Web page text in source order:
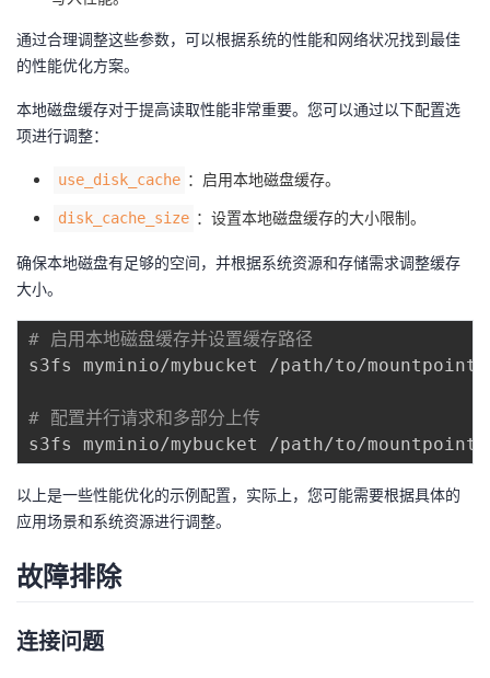
通过合理调整这些参数，可以根据系统的性能和网络状况找到最佳
的性能优化方案。
本地磁盘缓存对于提高读取性能非常重要。您可以通过以下配置选
项进行调整：
use_disk_cache ：启用本地磁盘缓存。
disk_cache_size ：设置本地磁盘缓存的大小限制。
确保本地磁盘有足够的空间，并根据系统资源和存储需求调整缓存
大小。
# 启用本地磁盘缓存并设置缓存路径
s3fs myminio/mybucket /path/to/
# 配置并行请求和多部分上传
s3fs myminio/mybucket /path/to/
以上是一些性能优化的示例配置，实际上，您可能需要根据具体的
应用场景和系统资源进行调整。
故障排除
连接问题